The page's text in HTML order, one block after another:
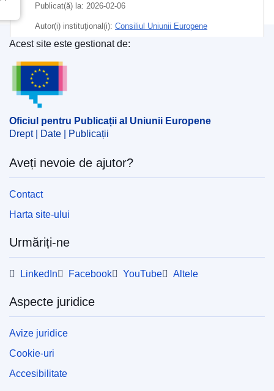
Publicat(ă) la: 2026-02-06
Autor(i) instituţional(i): Consiliul Uniunii Europene
IMMC : ST 5369 2026 INIT
Oficiul pentru Publicații al Uniunii Europene
Acest site este gestionat de:
Oficiul pentru Publicații al Uniunii Europene
Drept | Date | Publicații
Aveți nevoie de ajutor?
Contact
Harta site-ului
Urmăriți-ne
LinkedIn Facebook YouTube Altele
Aspecte juridice
Avize juridice
Cookie-uri
Accesibilitate